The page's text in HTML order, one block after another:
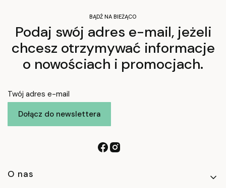
BĄDŹ NA BIEŻĄCO
Podaj swój adres e-mail, jeżeli
chcesz otrzymywać informacje
o nowościach i promocjach.
Twój adres e-mail
Dołącz do newslettera
Linki w stopce
O nas